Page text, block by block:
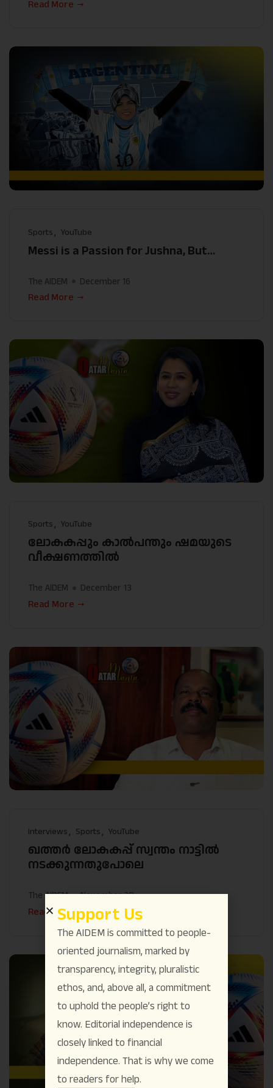
Read More
Sports YouTube
Messi is a Passion for Jushna, But…
The AIDEM
December 16
Read More
Sports YouTube
ലോകകപ്പും കാൽപന്തും ഷമയുടെ
വീക്ഷണത്തിൽ
The AIDEM December 13
Read More
Interviews Sports YouTube
ഖത്തർ ലോകകപ്പ് സ്വന്തം നാട്ടിൽ
നടക്കുന്നതുപോലെ
The AIDEM November 28
Read MoreSupport Us
The AIDEM is committed to people-
oriented journalism, marked by
transparency, integrity, pluralistic
ethos, and, above all, a commitment
to uphold the people’s right to
know. Editorial independence is
closely linked to financial
independence. That is why we come
to readers for help.